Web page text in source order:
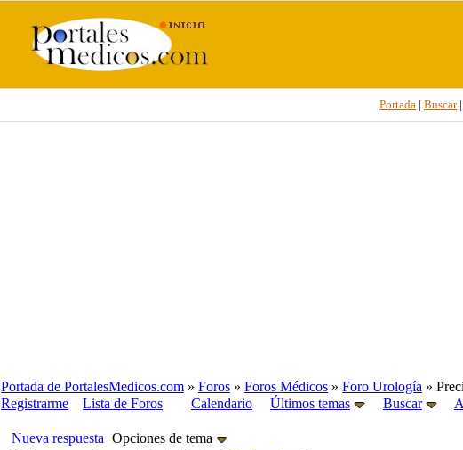
Portada | Buscar|
Portada de PortalesMedicos.com » Foros » Foros Médicos » Foro Urología »
Registrarme
Lista de Foros Calendario Últimos temas Buscar
Nueva respuesta Opciones de tema